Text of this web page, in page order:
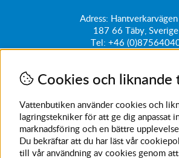
Adress:
187 66 Täby, Sverige
Tel: +46
Få vårt
Ange din e-post nedan för att ta del
erbjudanden
Cookies och
Vattenbutiken använder cookies och
lagringstekniker för att ge dig anpassat
marknadsföring och en bättre
Du bekräftar att du har läst vår
till vår användning av cookies genom